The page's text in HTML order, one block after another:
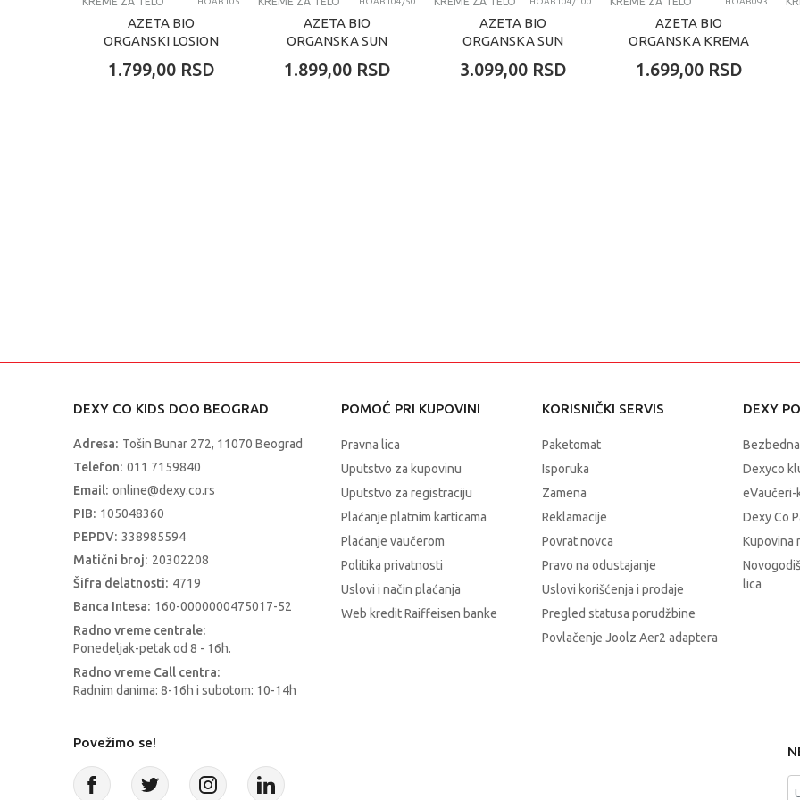
AZETA BIO
ORGANSKI LOSION
POSLE SUNČANJA
1.799,00 RSD
AZETA BIO
ORGANSKA SUN
ODRASLE SPF30,
1.899,00 RSD
AZETA BIO
ORGANSKA SUN
ODRASLE SPF30,
3.099,00 RSD
AZETA BIO
ORGANSKA KREMA
EKCEMA/SUVE
1.699,00 RSD
DEXY CO KIDS DOO BEOGRAD
Adresa: Tošin Bunar 272, 11070 Beograd
Telefon: 011 7159840
Email: online@dexy.co.rs
PIB: 105048360
PEPDV: 338985594
Matični broj: 20302208
Šifra delatnosti: 4719
Banca Intesa: 160-0000000475017-52
Radno vreme centrale:
Ponedeljak-petak od 8 - 16h.
Radno vreme Call centra:
Radnim danima: 8-16h i subotom: 10-14h
POMOĆ PRI KUPOVINI
Pravna lica
Uputstvo za kupovinu
Uputstvo za registraciju
Plaćanje platnim karticama
Plaćanje vaučerom
Politika privatnosti
Uslovi i način plaćanja
Web kredit Raiffeisen banke
KORISNIČKI SERVIS
Paketomat
Isporuka
Zamena
Reklamacije
Povrat novca
Pravo na odustajanje
Uslovi korišćenja i prodaje
Pregled statusa porudžbine
Povlačenje Joolz Aer2 adaptera
DEXY
Dexyco
Dexy Co
Kupovina
lica
Povežimo se!